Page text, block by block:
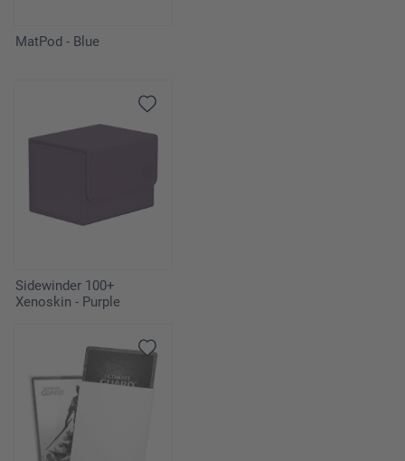
MatPod - Blue
Sidewinder 100+
Xenoskin - Purple